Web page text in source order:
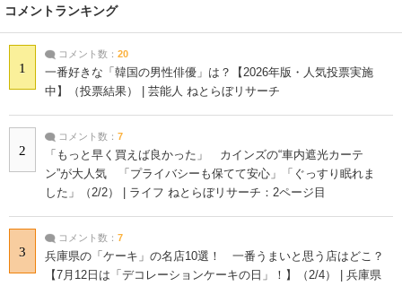
コメントランキング
1
コメント数： 20
一番好きな「韓国の男性俳優」は？【2026年版・人気投票実施
中】（投票結果） | 芸能人 ねとらぼリサーチ
2
コメント数： 7
「もっと早く買えば良かった」 カインズの“車内遮光カーテ
ン”が大人気 「プライバシーも保てて安心」「ぐっすり眠れま
した」（2/2） | ライフ ねとらぼリサーチ：2ページ目
3
コメント数： 7
兵庫県の「ケーキ」の名店10選！ 一番うまいと思う店はどこ？
【7月12日は「デコレーションケーキの日」！】（2/4） | 兵庫県